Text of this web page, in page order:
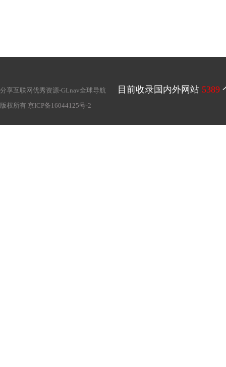
分享互联网优秀资源-GLnav全球导航 目前收录国内外网站 5389
版权所有 京ICP备16044125号-2